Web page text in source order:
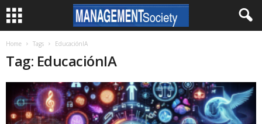
Home Tags EducaciónIA
Tag: EducaciónIA